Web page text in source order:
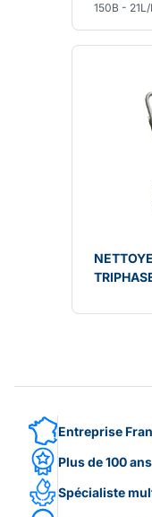
150B -
Entreprise
Plus de 100
Spécialiste